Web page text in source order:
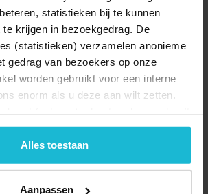
statistieken bij te kunnen
te krijgen in bezoekgedrag. De
(statistieken) verzamelen anonieme
gedrag van bezoekers op onze
worden gebruikt voor een interne
enorm als u deze aan wilt zetten.
doelstelling. U kunt deze cookies via
beheren of weigeren.
Alles toestaan
Aanpassen